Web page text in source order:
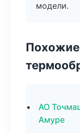
модели.
Похожие
АО
Амуре